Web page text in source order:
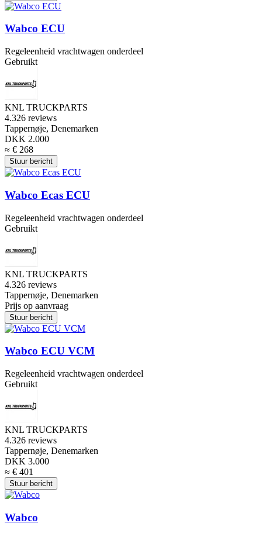
Wabco ECU
Regeleenheid vrachtwagen onderdeel
Gebruikt
KNL TRUCKPARTS
4.326 reviews
Tappernøje, Denemarken
DKK 2.000
≈ € 268
Stuur bericht
Wabco Ecas ECU
Regeleenheid vrachtwagen onderdeel
Gebruikt
KNL TRUCKPARTS
4.326 reviews
Tappernøje, Denemarken
Prijs op aanvraag
Stuur bericht
Wabco ECU VCM
Regeleenheid vrachtwagen onderdeel
Gebruikt
KNL TRUCKPARTS
4.326 reviews
Tappernøje, Denemarken
DKK 3.000
≈ € 401
Stuur bericht
Wabco